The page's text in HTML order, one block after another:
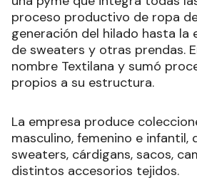
proceso productivo de ropa
generación del hilado hasta la
de sweaters y otras prendas.
nombre Textilana y sumó
propios a su estructura.
La empresa produce
masculino, femenino e infantil,
sweaters, cárdigans, sacos,
distintos accesorios tejidos.